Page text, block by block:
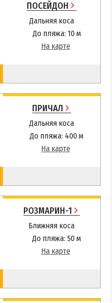
ПОСЕЙДОН
Дальняя коса
До пляжа: 10 м
На карте
ПРИЧАЛ
Дальняя коса
До пляжа: 400 м
На карте
РОЗМАРИН-1
Ближняя коса
До пляжа: 50 м
На карте